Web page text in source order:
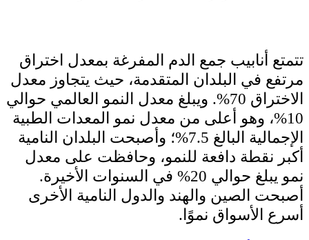
تتمتع أنابيب جمع الدم المفرغة بمعدل اختراق
مرتفع في البلدان المتقدمة، حيث يتجاوز معدل
الاختراق 70%. ويبلغ معدل النمو العالمي حوالي
10%، وهو أعلى من معدل نمو المعدات الطبية
الإجمالية البالغ 7.5%؛ وأصبحت البلدان النامية
أكبر نقطة دافعة للنمو، وحافظت على معدل
نمو يبلغ حوالي 20% في السنوات الأخيرة.
أصبحت الصين والهند والدول النامية الأخرى
أسرع الأسواق نموًا.